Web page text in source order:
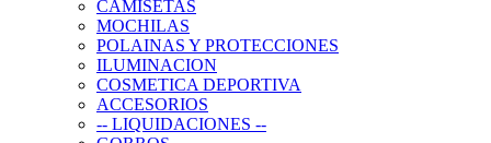
CAMISETAS
MOCHILAS
POLAINAS Y PROTECCIONES
ILUMINACION
COSMETICA DEPORTIVA
ACCESORIOS
-- LIQUIDACIONES --